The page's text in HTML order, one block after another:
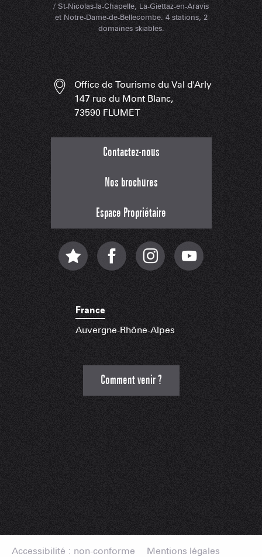
/ St-Nicolas-la-Chapelle, La-Giettaz-en-Aravis
et Notre-Dame-de-Bellecombe. 4 stations, 2
domaines skiables.
Office de Tourisme du Val d'Arly
147 rue du Mont Blanc,
73590 FLUMET
Contactez-nous
Nos brochures
Espace Propriétaire
France
Auvergne-Rhône-Alpes
Comment venir ?
Accessibilité : non-conforme Mentions légales